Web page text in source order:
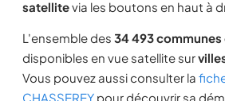
satellitevia les boutons en haut à
L'ensemble des 34 493 communes
disponibles en vue satellite sur
Vous pouvez aussi consulter la
CHASSEREY pour découvrir sa